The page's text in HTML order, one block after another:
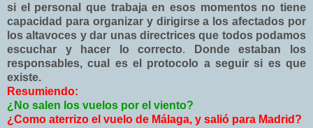
si el personal que trabaja en esos momentos no tiene
capacidad para organizar y dirigirse a los afectados por
los altavoces y dar unas directrices que todos podamos
escuchar y hacer lo correcto.
Donde estaban los
responsables, cual es el protocolo a seguir si es que
existe.
Resumiendo:
¿No salen los vuelos por el viento?
¿Como aterrizo el vuelo de Málaga, y salió para Madrid?